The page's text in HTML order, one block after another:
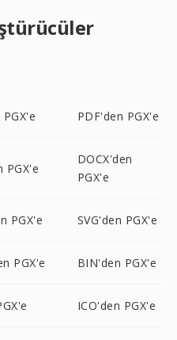
PGX'e PDF'den PGX'e
PGX'e
DOCX'den
PGX'e
PGX'e SVG'den PGX'e
PGX'e BIN'den PGX'e
ICO'den PGX'e